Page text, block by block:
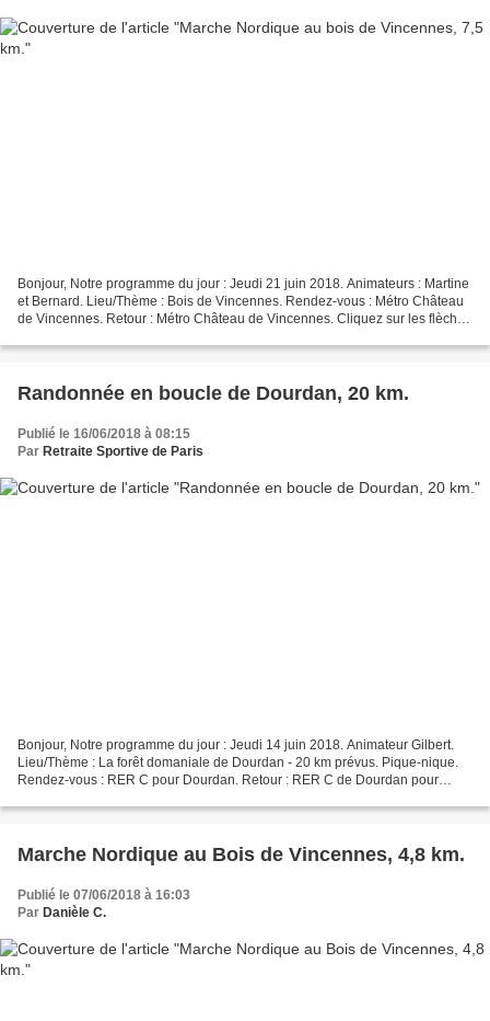
Bonjour, Notre programme du jour : Jeudi 21 juin 2018. Animateurs : Martine
et Bernard. Lieu/Thème : Bois de Vincennes. Rendez-vous : Métro Château
de Vincennes. Retour : Métro Château de Vincennes. Cliquez sur les flèches
Randonnée en boucle de Dourdan, 20 km.
Publié le 16/06/2018 à 08:15
Par Retraite Sportive de Paris
Bonjour, Notre programme du jour : Jeudi 14 juin 2018. Animateur Gilbert.
Lieu/Thème : La forêt domaniale de Dourdan - 20 km prévus. Pique-nique.
Rendez-vous : RER C pour Dourdan. Retour : RER C de Dourdan pour
Marche Nordique au Bois de Vincennes, 4,8 km.
Publié le 07/06/2018 à 16:03
Par Danièle C.